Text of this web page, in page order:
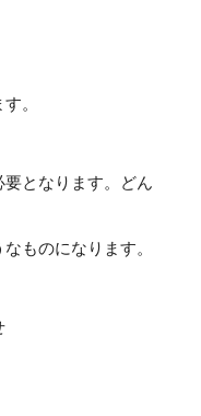
。
となります。どん
ものになります。